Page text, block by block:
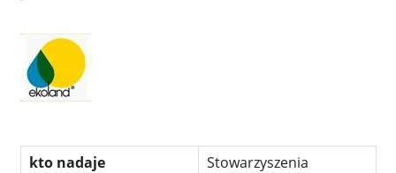
kto nadaje
Stowarzyszenia